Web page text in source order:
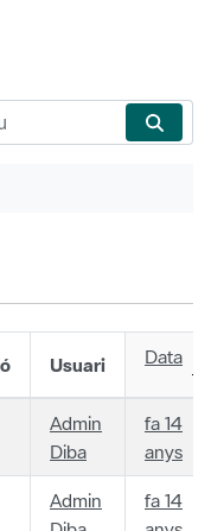
Usuari Data
Admin
Diba
fa 14
anys
Admin
fa 14